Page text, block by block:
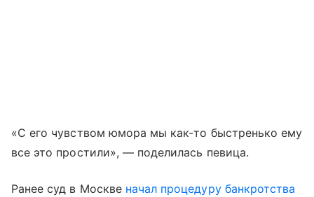
«С его чувством юмора мы как-то быстренько ему
все это простили», — поделилась певица.
Ранее суд в Москве начал процедуру банкротства